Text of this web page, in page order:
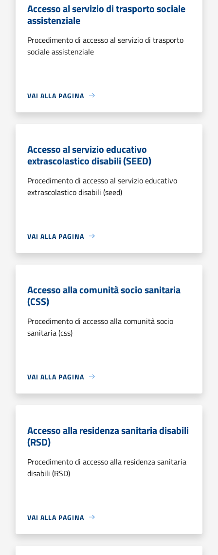
Accesso al servizio di trasporto sociale
assistenziale
Procedimento di accesso al servizio di trasporto
sociale assistenziale
VAI ALLA PAGINA
Accesso al servizio educativo
extrascolastico disabili (SEED)
Procedimento di accesso al servizio educativo
extrascolastico disabili (seed)
VAI ALLA PAGINA
Accesso alla comunità socio sanitaria
(CSS)
Procedimento di accesso alla comunità socio
sanitaria (css)
VAI ALLA PAGINA
Accesso alla residenza sanitaria disabili
(RSD)
Procedimento di accesso alla residenza sanitaria
disabili (RSD)
VAI ALLA PAGINA